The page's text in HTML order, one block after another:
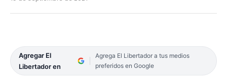
Agregar El
Libertador en
Agrega El Libertador a tus medios
preferidos en Google